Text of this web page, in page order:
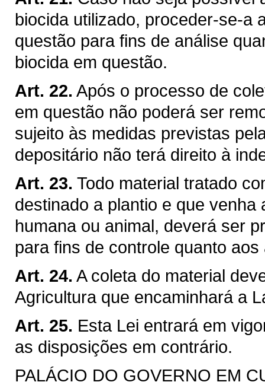
biocida utilizado, proceder-se-a
questão para fins de análise
biocida em questão.
Art. 22. Após o processo de
em questão não poderá ser
sujeito às medidas previstas
depositário não terá direito à
Art. 23. Todo material tratado
destinado a plantio e que
humana ou animal, deverá ser
para fins de controle quanto
Art. 24. A coleta do material
Agricultura que encaminhará a
Art. 25. Esta Lei entrará em
as disposições em contrário.
PALÁCIO DO GOVERNO EM